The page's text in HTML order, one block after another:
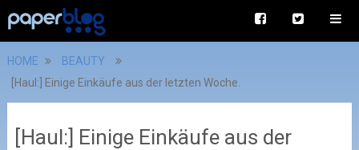
HOME
BEAUTY
[Haul:] Einige Einkäufe aus der letzten Woche.
[Haul:] Einige Einkäufe aus der